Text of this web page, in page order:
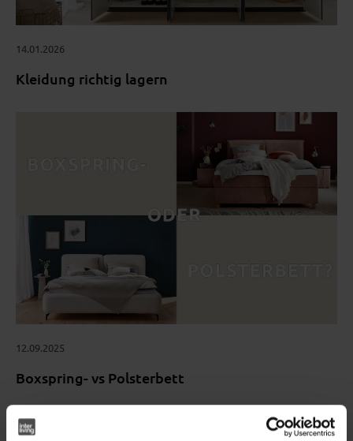
14.01.2026
Kleidung richtig lagern
12.09.2025
Boxspring- vs Polsterbett